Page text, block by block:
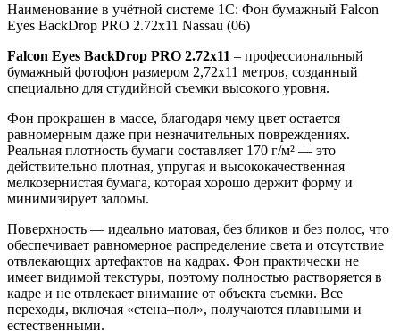
Наименование в учётной системе 1С: Фон бумажный Falcon
Eyes BackDrop PRO 2.72x11 Nassau (06)
Falcon Eyes BackDrop PRO 2.72x11 – профессиональный
бумажный фотофон размером 2,72х11 метров, созданный
специально для студийной съемки высокого уровня.
Фон прокрашен в массе, благодаря чему цвет остается
равномерным даже при незначительных повреждениях.
Реальная плотность бумаги составляет 170 г/м² — это
действительно плотная, упругая и высококачественная
мелкозернистая бумага, которая хорошо держит форму и
минимизирует заломы.
Поверхность — идеально матовая, без бликов и без полос, что
обеспечивает равномерное распределение света и отсутствие
отвлекающих артефактов на кадрах. Фон практически не
имеет видимой текстуры, поэтому полностью растворяется в
кадре и не отвлекает внимание от объекта съемки. Все
переходы, включая «стена–пол», получаются плавными и
естественными.